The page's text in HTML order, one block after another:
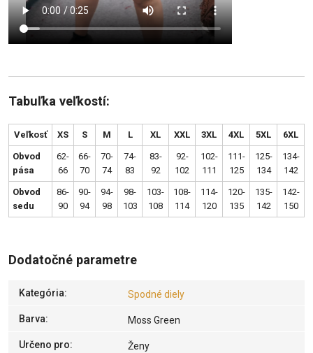
Tabuľka veľkostí:
Veľkosť XS S M L XL XXL 3XL 4XL 5XL 6XL
Obvod
pása
62-
66
66-
70
70-
74
74-
83
83-
92
92-
102
102-
111
111-
125
125-
134
134-
142
Obvod
sedu
86-
90
90-
94
94-
98
98-
103
103-
108
108-
114
114-
120
120-
135
135-
142
142-
150
Dodatočné parametre
Kategória: Spodné diely
Barva: Moss Green
Určeno pro: Ženy